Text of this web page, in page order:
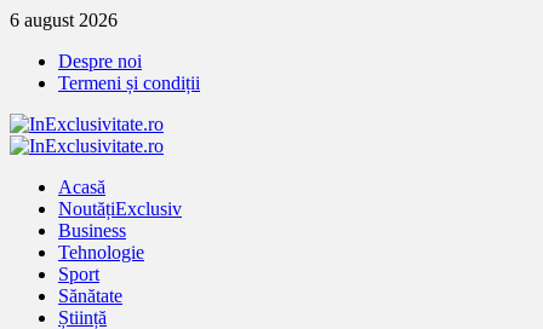
Treci
continut
6 august 2026
Despre noi
Termeni și condiții
Primary
Acasă
NoutățiExclusiv
Business
Tehnologie
Sport
Sănătate
Știință